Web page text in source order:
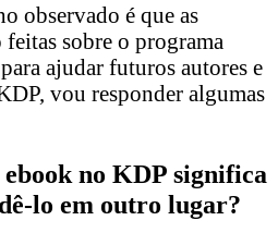
observado é que as
feitas sobre o programa
ajudar futuros autores e
vou responder algumas
no KDP significa
lo em outro lugar?